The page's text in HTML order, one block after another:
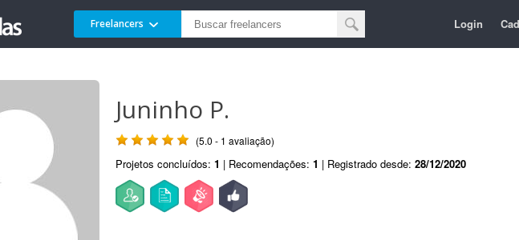
Freelancers Login
Juninho P.
(5.0 - 1 avaliação)
Projetos concluídos: 1 | Recomendações: 1 | Registrado desde: 28/12/2020